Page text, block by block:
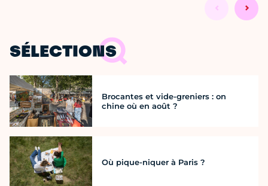
SÉLECTIONS
Brocantes et vide-greniers : on
chine où en août ?
Où pique-niquer à Paris ?